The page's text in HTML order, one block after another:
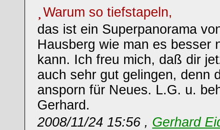
Warum so tiefstapeln,
das ist ein Superpanorama
Hausberg wie man es besser
kann. Ich freu mich, daß dir
auch sehr gut gelingen, denn
ansporn für Neues. L.G. u.
Gerhard.
2008/11/24 15:56 , Gerhard